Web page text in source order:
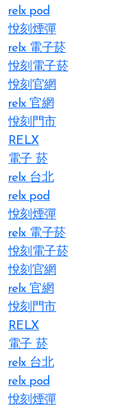
relx pod
悅刻煙彈
relx 電子菸
悅刻電子菸
悅刻官網
relx 官網
悅刻門市
RELX
電子 菸
relx 台北
relx pod
悅刻煙彈
relx 電子菸
悅刻電子菸
悅刻官網
relx 官網
悅刻門市
RELX
電子 菸
relx 台北
relx pod
悅刻煙彈